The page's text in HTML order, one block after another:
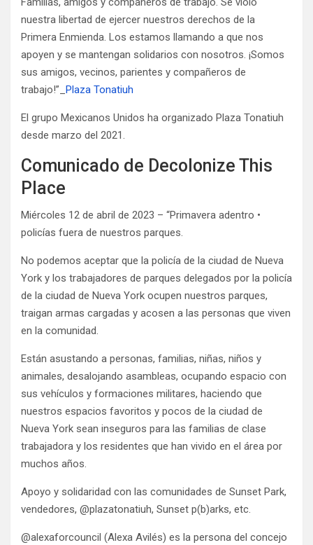
nuestra libertad de ejercer nuestros derechos de la
Primera Enmienda. Los estamos llamando a que nos
apoyen y se mantengan solidarios con nosotros. ¡Somos
sus amigos, vecinos, parientes y compañeros de
trabajo!”_
Plaza Tonatiuh
El grupo Mexicanos Unidos ha organizado Plaza Tonatiuh
desde marzo del 2021.
Comunicado de Decolonize This
Place
Miércoles 12 de abril de 2023 – “Primavera adentro •
policías fuera de nuestros parques.
No podemos aceptar que la policía de la ciudad de Nueva
York y los trabajadores de parques delegados por la policía
de la ciudad de Nueva York ocupen nuestros parques,
traigan armas cargadas y acosen a las personas que viven
en la comunidad.
Están asustando a personas, familias, niñas, niños y
animales, desalojando asambleas, ocupando espacio con
sus vehículos y formaciones militares, haciendo que
nuestros espacios favoritos y pocos de la ciudad de
Nueva York sean inseguros para las familias de clase
trabajadora y los residentes que han vivido en el área por
muchos años.
Apoyo y solidaridad con las comunidades de Sunset Park,
vendedores, @plazatonatiuh, Sunset p(b)arks, etc.
@alexaforcouncil (Alexa Avilés) es la persona del concejo